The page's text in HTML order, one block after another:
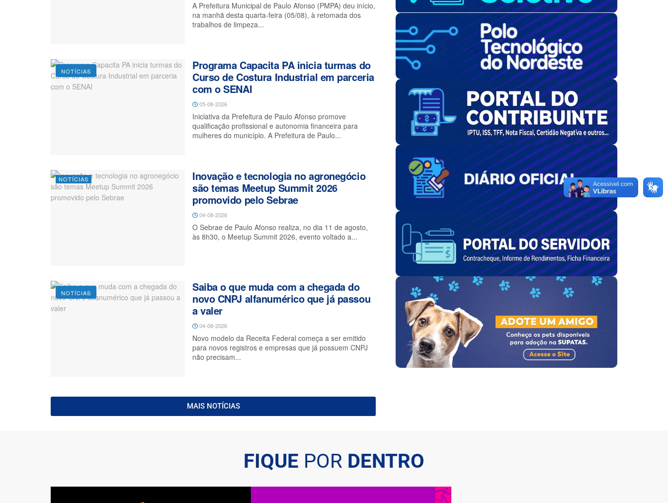
A Prefeitura Municipal de Paulo Afonso (PMPA) deu início,
na manhã desta quarta-feira (05/08), à retomada dos
trabalhos de limpeza...
NOTÍCIAS
Programa Capacita PA inicia turmas do
Curso de Costura Industrial em parceria
com o SENAI
05-08-2026
Iniciativa da Prefeitura de Paulo Afonso promove
qualificação profissional e autonomia financeira para
mulheres do município. A Prefeitura de Paulo...
NOTÍCIAS
Inovação e tecnologia no agronegócio
são temas Meetup Summit 2026
promovido pelo Sebrae
04-08-2026
O Sebrae de Paulo Afonso realiza, no dia 11 de agosto,
às 8h30, o Meetup Summit 2026, evento voltado a...
NOTÍCIAS
Saiba o que muda com a chegada do
novo CNPJ alfanumérico que já passou
a valer
04-08-2026
Novo modelo da Receita Federal começa a ser emitido
para novos registros e empresas que já possuem CNPJ
não precisam...
MAIS NOTÍCIAS
FIQUE POR DENTRO